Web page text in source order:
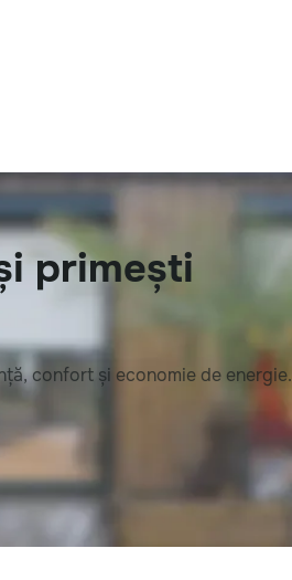
primești
confort și economie de energie.